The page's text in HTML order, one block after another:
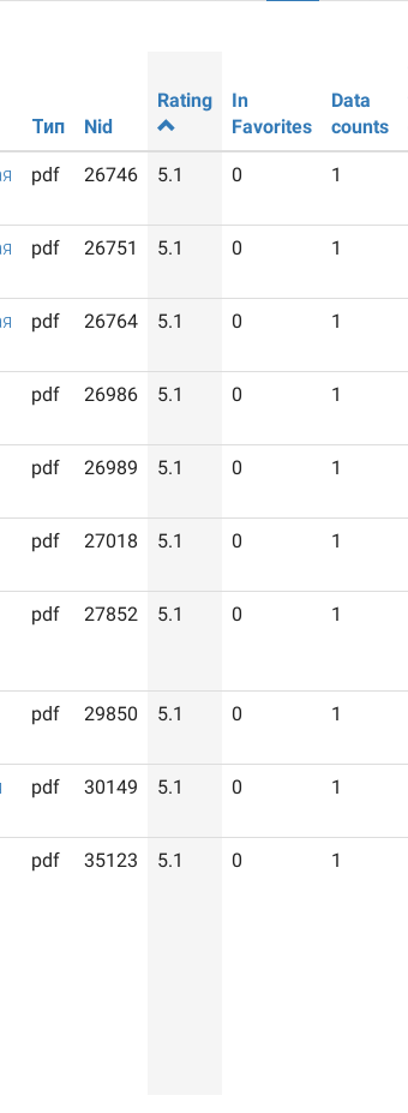
Тип Nid
Rating
In
Favorites
Data
counts
pdf 26746 5.1 0 1
pdf 26751 5.1 0 1
pdf 26764 5.1 0 1
pdf 26986 5.1 0 1
pdf 26989 5.1 0 1
pdf 27018 5.1 0 1
pdf 27852 5.1 0 1
pdf 29850 5.1 0 1
pdf 30149 5.1 0 1
pdf 35123 5.1 0 1